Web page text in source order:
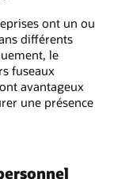
ont un ou
différents
le
fuseaux
avantageux
une présence